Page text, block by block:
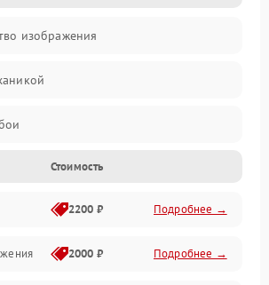
изображения
Стоимость
2200 ₽ Подробнее →
2000 ₽ Подробнее →